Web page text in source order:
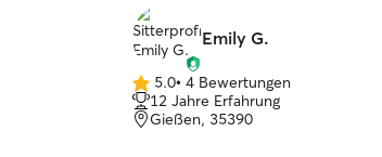
Emily G.
5.0
von
5
5.0• 4 Bewertungen
12 Jahre Erfahrung
Gießen, 35390